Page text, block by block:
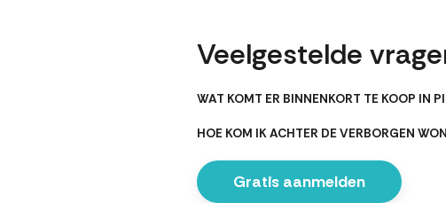
Veelgestelde
WAT KOMT ER BINNENKORT TE KOOP IN
HOE KOM IK ACHTER DE VERBORGEN
Gratis aanmelden